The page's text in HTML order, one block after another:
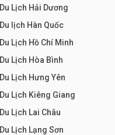
Du Lịch Hải Dương
Du lịch Hàn Quốc
Du Lịch Hồ Chí Minh
Du Lịch Hòa Bình
Du Lịch Hưng Yên
Du Lịch Kiêng Giang
Du Lịch Lai Châu
Du Lịch Lạng Sơn